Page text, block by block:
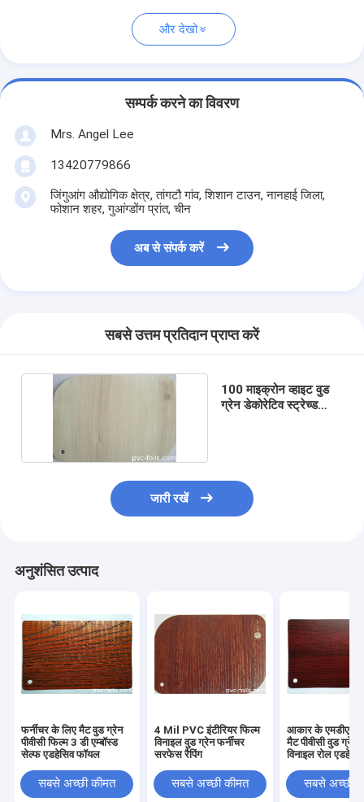
और देखो
सम्पर्क करने का विवरण
Mrs. Angel Lee
13420779866
जिंगुआंग औद्योगिक क्षेत्र, तांगटौ गांव, शिशान टाउन, नानहाई जिला,
फोशान शहर, गुआंग्डोंग प्रांत, चीन
अब से संपर्क करें
सबसे उत्तम प्रतिदान प्राप्त करें
100 माइक्रोन व्हाइट वुड
ग्रेन डेकोरेटिव स्ट्रेच्ड
जारी रखें
अनुशंसित उत्पाद
फर्नीचर के लिए मैट वुड ग्रेन
पीवीसी फिल्म 3 डी एम्बॉस्ड
सेल्फ एडहेसिव फॉयल
सबसे अच्छी कीमत
4 Mil PVC इंटीरियर फिल्म
विनाइल वुड ग्रेन फर्नीचर
सरफेस रैपिंग
सबसे अच्छी कीमत
आकार के एमडीएफ
मैट पीवीसी वुड
विनाइल रोल
सबसे अच्छी